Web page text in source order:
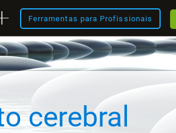
Ferramentas para Profissionais
cerebral